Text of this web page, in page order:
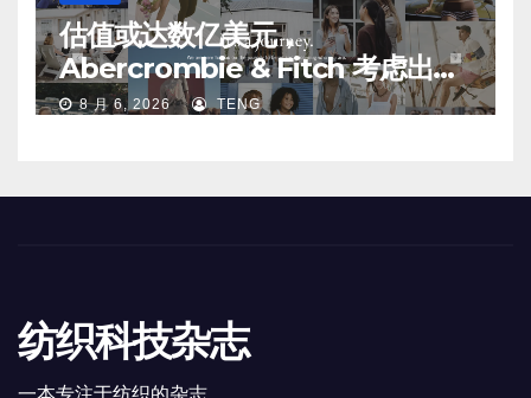
估值或达数亿美元，
Abercrombie & Fitch 考虑出售
中国业务部分股权
8 月 6, 2026 TENG
纺织科技杂志